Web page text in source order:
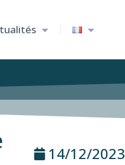
14/12/2023